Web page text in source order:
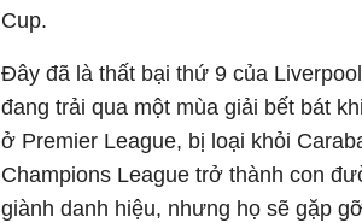
Cup.
Đây đã là thất bại thứ 9 của
đang trải qua một mùa giải bết bát
ở Premier League, bị loại khỏi
Champions League trở thành con
giành danh hiệu, nhưng họ sẽ gặp